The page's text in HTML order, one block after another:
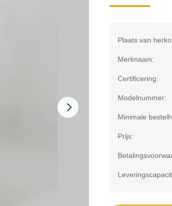
Plaats van
Merknaam:
Certificering:
Modelnummer:
Minimale
Prijs: